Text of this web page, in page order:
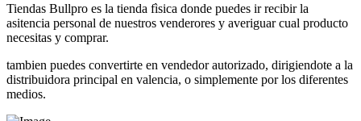
Tiendas Bullpro es la tienda fìsica donde puedes ir recibir la
asitencia personal de nuestros venderores y averiguar cual producto
necesitas y comprar.
tambien puedes convertirte en vendedor autorizado, dirigiendote a la
distribuidora principal en valencia, o simplemente por los diferentes
medios.